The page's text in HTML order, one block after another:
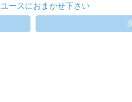
ースにおまかせ下さい